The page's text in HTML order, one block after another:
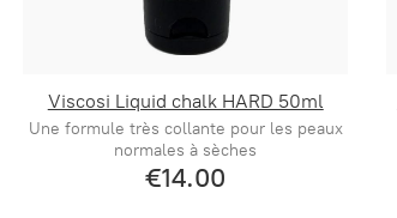
Viscosi Liquid chalk HARD 50ml
Une formule très collante pour les peaux
normales à sèches
€14.00